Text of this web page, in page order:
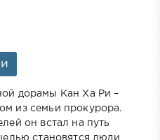
дорамы Кан Ха Ри –
из семьи прокурора.
он встал на путь
становятся люди,